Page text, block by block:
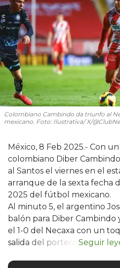
Colombiano Cambindo da triunfo al
mexicano. Foto: Ilustrativa/ X/
México, 8 Feb 2025.- Con
colombiano Diber
al Santos el viernes en el
arranque de la sexta fecha
2025 del fútbol mexicano.
Al minuto 5, el argentino
balón para Diber
el 1-0 del Necaxa con un
salida del portero.